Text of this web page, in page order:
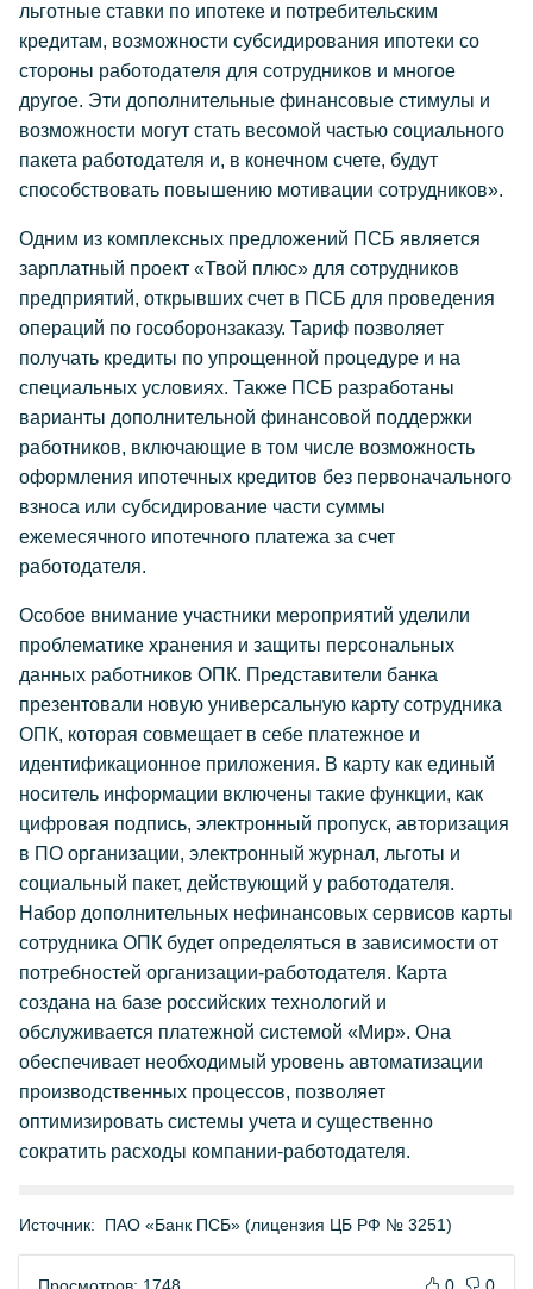
льготные ставки по ипотеке и потребительским
кредитам, возможности субсидирования ипотеки со
стороны работодателя для сотрудников и многое
другое. Эти дополнительные финансовые стимулы и
возможности могут стать весомой частью социального
пакета работодателя и, в конечном счете, будут
способствовать повышению мотивации сотрудников».
Одним из комплексных предложений ПСБ является
зарплатный проект «Твой плюс» для сотрудников
предприятий, открывших счет в ПСБ для проведения
операций по гособоронзаказу. Тариф позволяет
получать кредиты по упрощенной процедуре и на
специальных условиях. Также ПСБ разработаны
варианты дополнительной финансовой поддержки
работников, включающие в том числе возможность
оформления ипотечных кредитов без первоначального
взноса или субсидирование части суммы
ежемесячного ипотечного платежа за счет
работодателя.
Особое внимание участники мероприятий уделили
проблематике хранения и защиты персональных
данных работников ОПК. Представители банка
презентовали новую универсальную карту сотрудника
ОПК, которая совмещает в себе платежное и
идентификационное приложения. В карту как единый
носитель информации включены такие функции, как
цифровая подпись, электронный пропуск, авторизация
в ПО организации, электронный журнал, льготы и
социальный пакет, действующий у работодателя.
Набор дополнительных нефинансовых сервисов карты
сотрудника ОПК будет определяться в зависимости от
потребностей организации-работодателя. Карта
создана на базе российских технологий и
обслуживается платежной системой «Мир». Она
обеспечивает необходимый уровень автоматизации
производственных процессов, позволяет
оптимизировать системы учета и существенно
сократить расходы компании-работодателя.
Источник: ПАО «Банк ПСБ» (лицензия ЦБ РФ № 3251)